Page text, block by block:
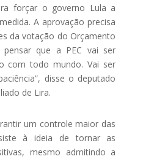
forçar o governo Lula a
A aprovação precisa
da votação do Orçamento
pensar que a PEC vai ser
com todo mundo. Vai ser
disse o deputado
de Lira.
um controle maior das
à ideia de tornar as
mesmo admitindo a